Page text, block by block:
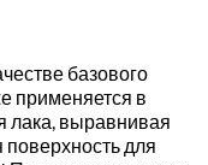
базового
применяется в
лака, выравнивая
для